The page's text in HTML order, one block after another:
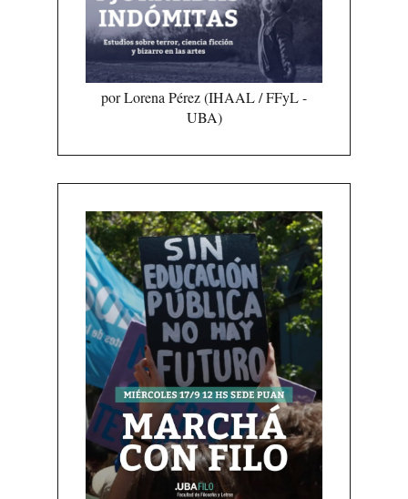
por Lorena Pérez (IHAAL / FFyL -
UBA)